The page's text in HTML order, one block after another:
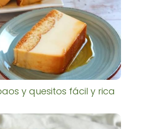
y quesitos fácil y rica